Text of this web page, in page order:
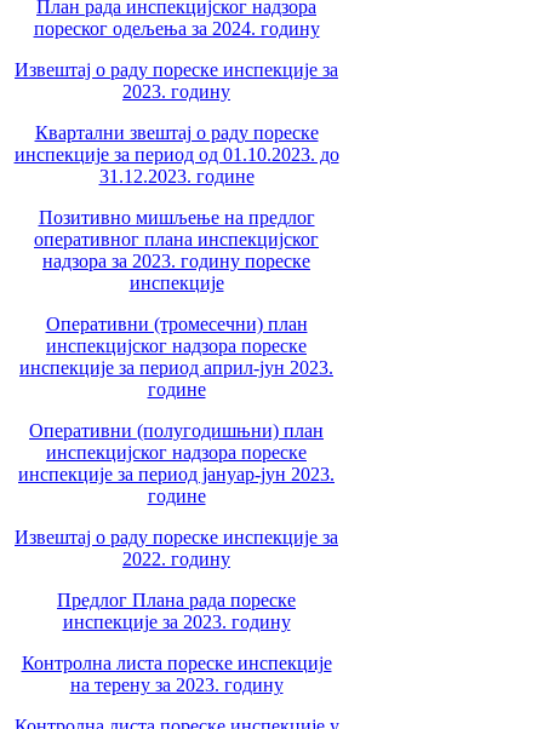
План рада инспекцијског надзора
пореског одељења за 2024. годину
Извештај о раду пореске инспекције за
2023. годину
Квартални звештај о раду пореске
инспекције за период од 01.10.2023. до
31.12.2023. године
Позитивно мишљење на предлог
оперативног плана инспекцијског
надзора за 2023. годину пореске
инспекције
Оперативни (тромесечни) план
инспекцијског надзора пореске
инспекције за период април-јун 2023.
године
Оперативни (полугодишњни) план
инспекцијског надзора пореске
инспекције за период јануар-јун 2023.
године
Извештај о раду пореске инспекције за
2022. годину
Предлог Плана рада пореске
инспекције за 2023. годину
Контролна листа пореске инспекције
на терену за 2023. годину